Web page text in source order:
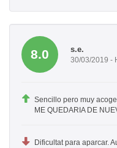
8.0 s.e.
30/03/2019 -
Sencillo pero muy
ME QUEDARIA DE
Dificultat para aparcar.